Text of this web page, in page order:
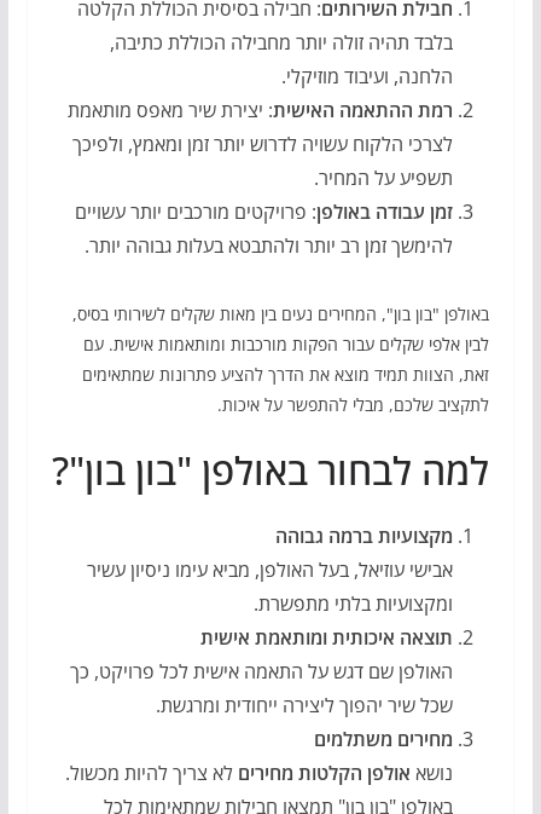
חבילת השירותים: חבילה בסיסית הכוללת הקלטה
בלבד תהיה זולה יותר מחבילה הכוללת כתיבה,
הלחנה, ועיבוד מוזיקלי.
רמת ההתאמה האישית: יצירת שיר מאפס מותאמת
לצרכי הלקוח עשויה לדרוש יותר זמן ומאמץ, ולפיכך
תשפיע על המחיר.
זמן עבודה באולפן: פרויקטים מורכבים יותר עשויים
להימשך זמן רב יותר ולהתבטא בעלות גבוהה יותר.
באולפן "בון בון", המחירים נעים בין מאות שקלים לשירותי בסיס,
לבין אלפי שקלים עבור הפקות מורכבות ומותאמות אישית. עם
זאת, הצוות תמיד מוצא את הדרך להציע פתרונות שמתאימים
לתקציב שלכם, מבלי להתפשר על איכות.
למה לבחור באולפן "בון בון"?
מקצועיות ברמה גבוהה
אבישי עוזיאל, בעל האולפן, מביא עימו ניסיון עשיר
ומקצועיות בלתי מתפשרת.
תוצאה איכותית ומותאמת אישית
האולפן שם דגש על התאמה אישית לכל פרויקט, כך
שכל שיר יהפוך ליצירה ייחודית ומרגשת.
מחירים משתלמים
נושא אולפן הקלטות מחירים לא צריך להיות מכשול.
באולפן "בון בון" תמצאו חבילות שמתאימות לכל